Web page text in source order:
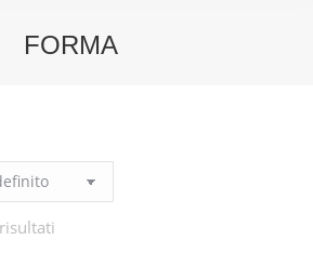
FORMA